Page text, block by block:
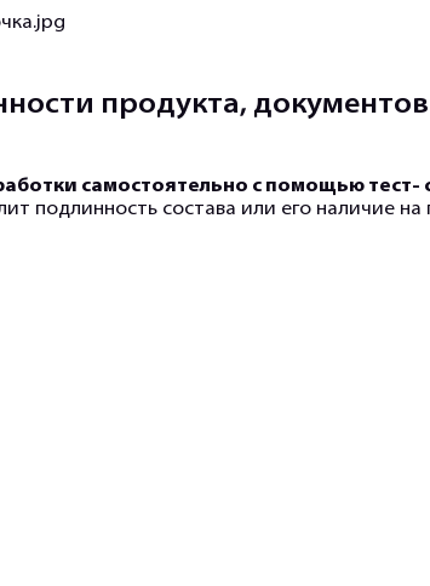
продукта,
самостоятельно с помощью тест-
подлинность состава или его наличие